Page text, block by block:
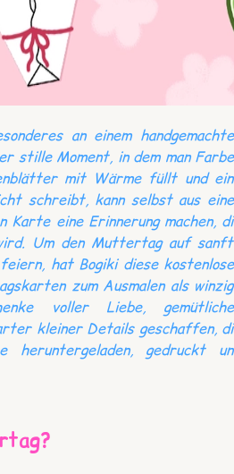
an einem
stille Moment, in dem man
mit Wärme füllt und
schreibt, kann selbst aus
Karte eine Erinnerung machen,
Um den Muttertag auf
hat Bogiki diese
zum Ausmalen als
voller Liebe,
kleiner Details geschaffen,
heruntergeladen, gedruckt